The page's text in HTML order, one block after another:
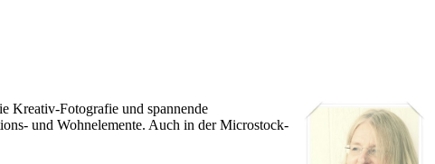
Kreativ-Fotografie und spannende
und Wohnelemente. Auch in der Microstock-